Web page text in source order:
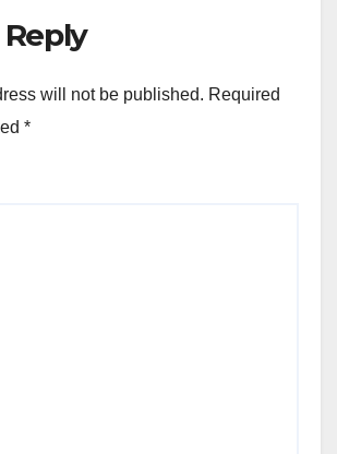
will not be published. Required
*